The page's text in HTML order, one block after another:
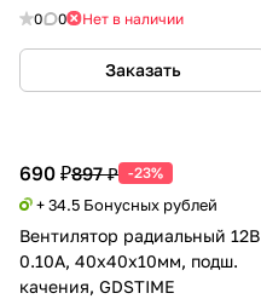
(Ball), GDSTIME
0 0 Нет в наличии
Заказать
690 ₽897 ₽ -23%
+ 34.5 Бонусных рублей
Вентилятор радиальный 12В
0.10А, 40х40х10мм, подш.
качения, GDSTIME